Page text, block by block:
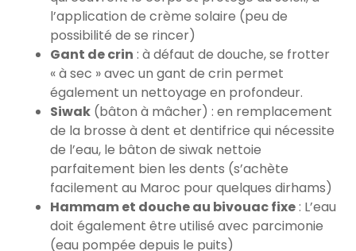
l’application de crème solaire (peu de
possibilité de se rincer)
Gant de crin : à défaut de douche, se frotter
« à sec » avec un gant de crin permet
également un nettoyage en profondeur.
Siwak (bâton à mâcher) : en remplacement
de la brosse à dent et dentifrice qui nécessite
de l’eau, le bâton de siwak nettoie
parfaitement bien les dents (s’achète
facilement au Maroc pour quelques dirhams)
Hammam et douche au bivouac fixe: L’eau
doit également être utilisé avec parcimonie
(eau pompée depuis le puits)